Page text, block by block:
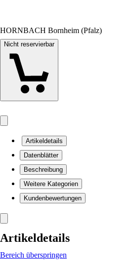
HORNBACH Bornheim (Pfalz)
Nicht reservierbar
Artikeldetails
Datenblätter
Beschreibung
Weitere Kategorien
Kundenbewertungen
Artikeldetails
Bereich überspringen